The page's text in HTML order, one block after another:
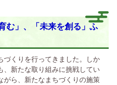
む」、「未来を創る」ふ
づくりを行ってきました。しか
、新たな取り組みに挑戦してい
ら、新たなまちづくりの施策